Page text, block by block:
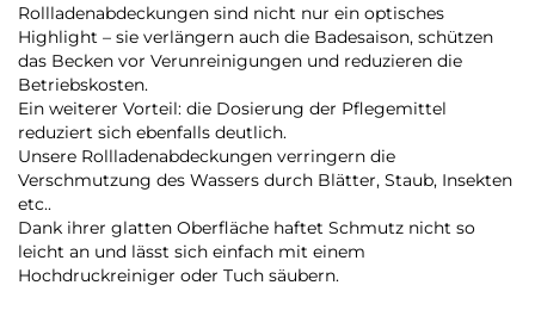
Rollladenabdeckungen sind nicht nur ein optisches
Highlight – sie verlängern auch die Badesaison, schützen
das Becken vor Verunreinigungen und reduzieren die
Betriebskosten.
Ein weiterer Vorteil: die Dosierung der Pflegemittel
reduziert sich ebenfalls deutlich.
Unsere Rollladenabdeckungen verringern die
Verschmutzung des Wassers durch Blätter, Staub, Insekten
etc..
Dank ihrer glatten Oberfläche haftet Schmutz nicht so
leicht an und lässt sich einfach mit einem
Hochdruckreiniger oder Tuch säubern.